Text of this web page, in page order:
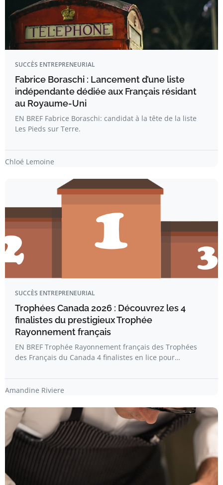
SUCCÈS ENTREPRENEURIAL
Fabrice Boraschi : Lancement d’une liste
indépendante dédiée aux Français résidant
au Royaume-Uni
EN BREF Fabrice Boraschi: candidat à la tête de la liste
Les Pieds sur Terre.
Chloé Lemoine
SUCCÈS ENTREPRENEURIAL
Trophées Canada 2026 : Découvrez les 4
finalistes du prestigieux Trophée
Rayonnement français
EN BREF Trophée Rayonnement français des Trophées
des Français du Canada 4 finalistes en lice pour…
Amandine Riviere